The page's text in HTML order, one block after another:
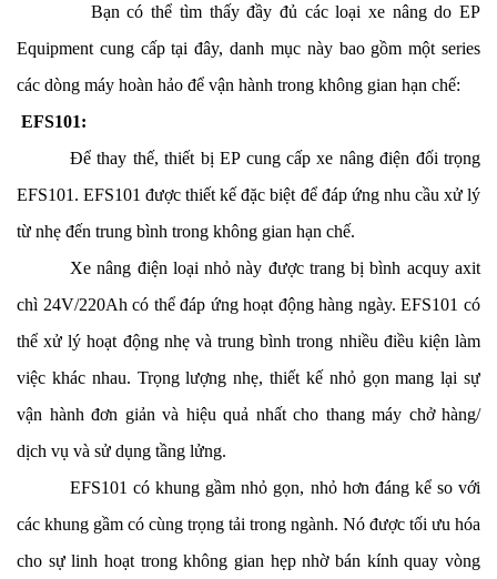
Bạn có thể tìm thấy đầy đủ các loại xe nâng do EP
Equipment cung cấp tại đây, danh mục này bao gồm một series
các dòng máy hoàn hảo để vận hành trong không gian hạn chế:
EFS101:
Để thay thế, thiết bị EP cung cấp xe nâng điện đối trọng
EFS101. EFS101 được thiết kế đặc biệt để đáp ứng nhu cầu xử lý
từ nhẹ đến trung bình trong không gian hạn chế.
Xe nâng điện loại nhỏ này được trang bị bình acquy axit
chì 24V/220Ah có thể đáp ứng hoạt động hàng ngày. EFS101 có
thể xử lý hoạt động nhẹ và trung bình trong nhiều điều kiện làm
việc khác nhau. Trọng lượng nhẹ, thiết kế nhỏ gọn mang lại sự
vận hành đơn giản và hiệu quả nhất cho thang máy chở hàng/
dịch vụ và sử dụng tầng lửng.
EFS101 có khung gầm nhỏ gọn, nhỏ hơn đáng kể so với
các khung gầm có cùng trọng tải trong ngành. Nó được tối ưu hóa
cho sự linh hoạt trong không gian hẹp nhờ bán kính quay vòng